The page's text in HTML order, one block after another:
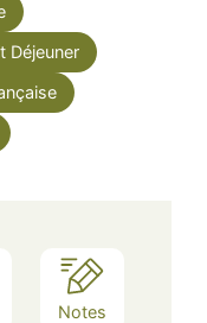
Déjeuner
Notes